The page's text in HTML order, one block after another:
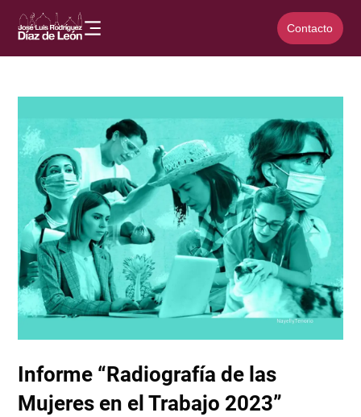
Contacto
Informe “Radiografía de las
Mujeres en el Trabajo 2023”